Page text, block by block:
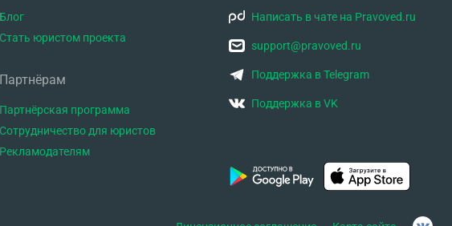
Блог
Стать юристом проекта
Партнёрам
Партнёрская программа
Сотрудничество для юристов
Рекламодателям
Написать в чате на Pravoved.ru
support@pravoved.ru
Поддержка в Telegram
Поддержка в VK